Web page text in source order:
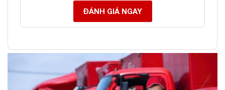
ĐÁNH GIÁ NGAY